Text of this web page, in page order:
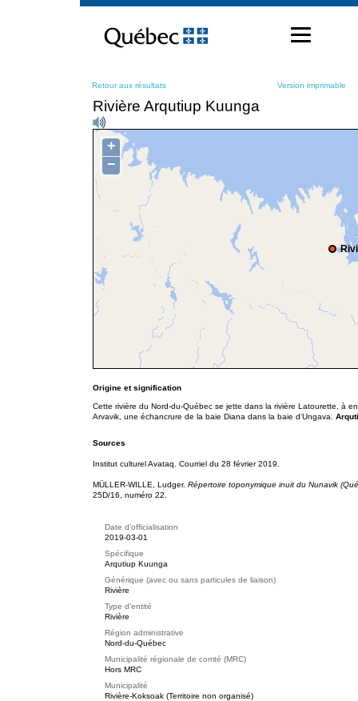
contenu
Retour aux résultats Version imprimable
Rivière Arqutiup Kuunga
+
−
Origine et signification
Cette rivière du Nord-du-Québec se jette dans la rivière Latourette, à
Arvavik, une échancrure de la baie Diana dans la baie d'Ungava.
Sources
Institut culturel Avataq. Courriel du 28 février 2019.
MÜLLER-WILLE, Ludger. Répertoire toponymique inuit du Nunavik
25D/16, numéro 22.
Date d'officialisation
2019-03-01
Spécifique
Arqutiup Kuunga
Générique (avec ou sans particules de liaison)
Rivière
Type d'entité
Rivière
Région administrative
Nord-du-Québec
Municipalité régionale de comté (MRC)
Hors MRC
Municipalité
Rivière-Koksoak (Territoire non organisé)